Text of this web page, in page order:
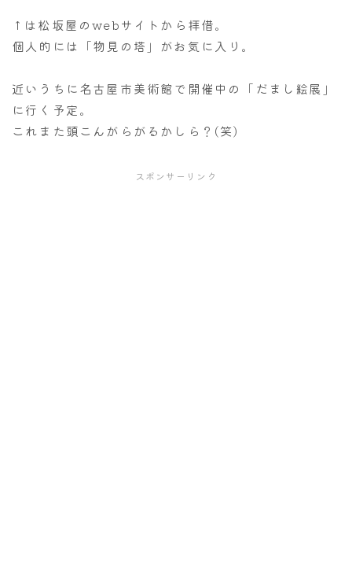
↑は松坂屋のwebサイトから拝借。
個人的には「物見の塔」がお気に入り。
近いうちに名古屋市美術館で開催中の「だまし絵展」
に行く予定。
これまた頭こんがらがるかしら？(笑)
スポンサーリンク